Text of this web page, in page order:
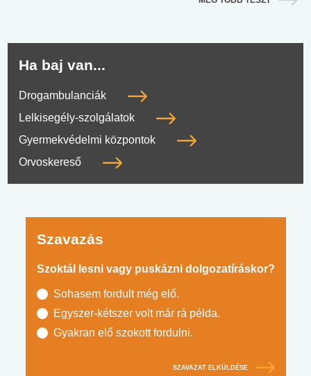
Ha baj van...
Drogambulanciák
Lelkisegély-szolgálatok
Gyermekvédelmi központok
Orvoskereső
Szavazás
Szoktál lesni vagy puskázni dolgozatíráskor?
Sohasem fordult még elő.
Egyszer-kétszer volt már rá példa.
Gyakran elő szokott fordulni.
SZAVAZAT ELKÜLDÉSE